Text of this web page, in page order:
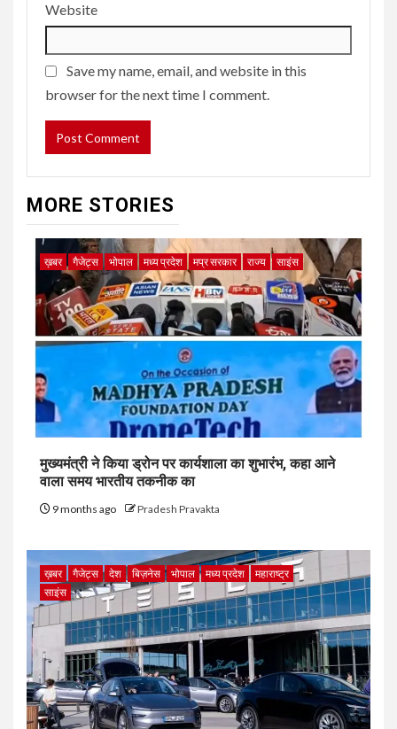
Website
Save my name, email, and website in this
browser for the next time I comment.
MORE STORIES
ख़बर गैजेट्स भोपाल मध्य प्रदेश मप्र सरकार राज्य साइंस
मुख्यमंत्री ने किया ड्रोन पर कार्यशाला का शुभारंभ, कहा आने
वाला समय भारतीय तकनीक का
9 months ago Pradesh Pravakta
ख़बर गैजेट्स देश बिज़नेस भोपाल मध्य प्रदेश
महाराष्ट्र
साइंस